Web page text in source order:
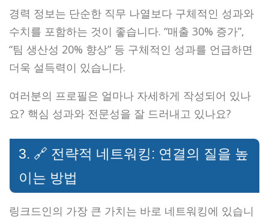
경력 정보는 단순한 직무 나열보다 구체적인 성과와
수치를 포함하는 것이 좋습니다. “매출 30% 증가”,
“팀 생산성 20% 향상” 등 구체적인 성과를 언급하면
더욱 설득력이 있습니다.
여러분의 프로필은 얼마나 자세하게 작성되어 있나
요? 핵심 성과와 전문성을 잘 드러내고 있나요?
3. 🔗 전략적 네트워킹: 연결의 질을 높
이는 방법
링크드인의 가장 큰 가치는 바로 네트워킹에 있습니